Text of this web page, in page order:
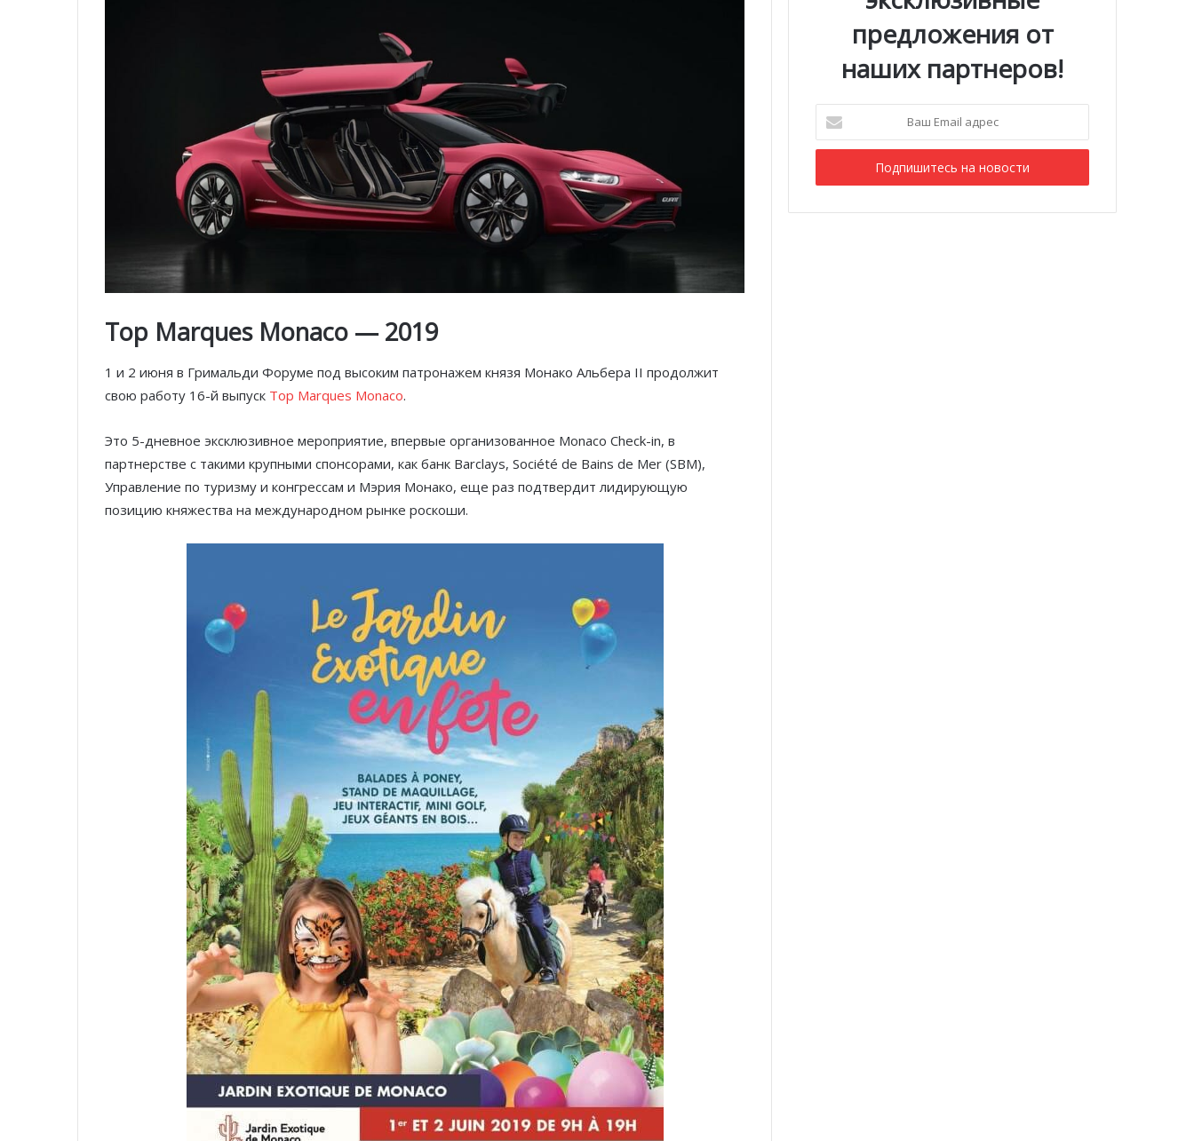
Top Marques Monaco — 2019
1 и 2 июня в Гримальди Форуме под высоким патронажем князя Монако Альбера II продолжит
свою работу 16-й выпуск Top Marques Monaco.
Это 5-дневное эксклюзивное мероприятие, впервые организованное Monaco Check-in, в
партнерстве с такими крупными спонсорами, как банк Barclays, Société de Bains de Mer (SBM),
Управление по туризму и конгрессам и Мэрия Монако, еще раз подтвердит лидирующую
позицию княжества на международном рынке роскоши.
предложения от
наших партнеров!
Email
адрес